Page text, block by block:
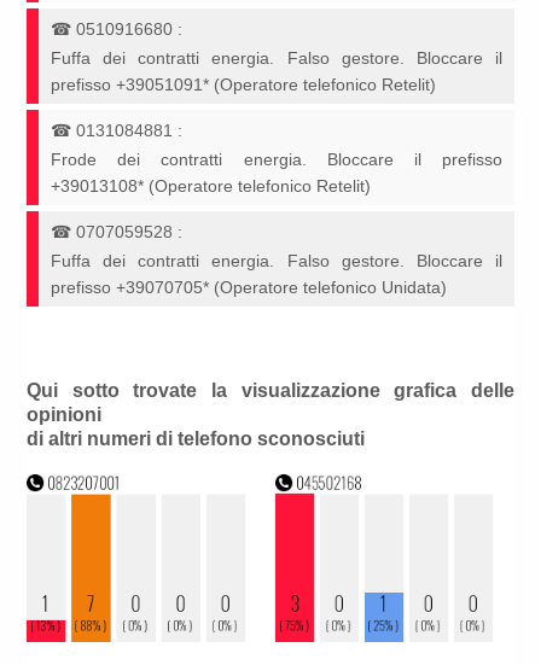
☎0510916680 :
Fuffa dei contratti energia. Falso gestore. Bloccare il
prefisso +39051091* (Operatore telefonico Retelit)
☎0131084881 :
Frode dei contratti energia. Bloccare il prefisso
+39013108* (Operatore telefonico Retelit)
☎0707059528 :
Fuffa dei contratti energia. Falso gestore. Bloccare il
prefisso +39070705* (Operatore telefonico Unidata)
Qui sotto trovate la visualizzazione grafica delle
opinioni
di altri numeri di telefono sconosciuti